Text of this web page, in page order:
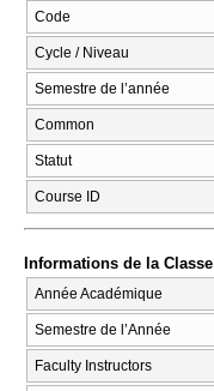
Code
Cycle / Niveau
Semestre de l’année
Common
Statut
Course ID
Informations de la Classe
Année Académique
Semestre de l’Année
Faculty Instructors